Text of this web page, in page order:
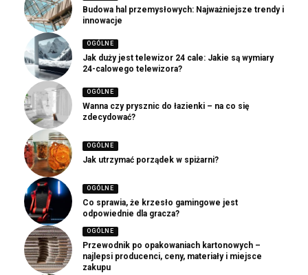
Budowa hal przemysłowych: Najważniejsze trendy i
innowacje
OGÓLNE
Jak duży jest telewizor 24 cale: Jakie są wymiary
24-calowego telewizora?
OGÓLNE
Wanna czy prysznic do łazienki – na co się
zdecydować?
OGÓLNE
Jak utrzymać porządek w spiżarni?
OGÓLNE
Co sprawia, że krzesło gamingowe jest
odpowiednie dla gracza?
OGÓLNE
Przewodnik po opakowaniach kartonowych –
najlepsi producenci, ceny, materiały i miejsce
zakupu